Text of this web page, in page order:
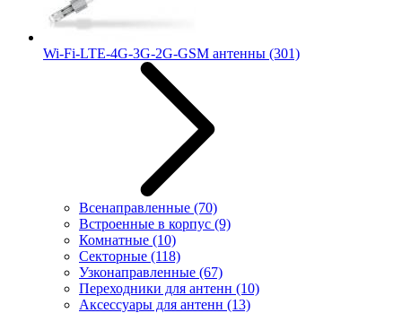
Wi-Fi-LTE-4G-3G-2G-GSM антенны (301)
Всенаправленные (70)
Встроенные в корпус (9)
Комнатные (10)
Секторные (118)
Узконаправленные (67)
Переходники для антенн (10)
Аксессуары для антенн (13)